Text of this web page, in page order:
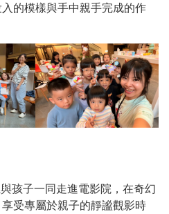
的模樣與手中親手完成的作
孩子一同走進電影院，在奇幻
受專屬於親子的靜謐觀影時